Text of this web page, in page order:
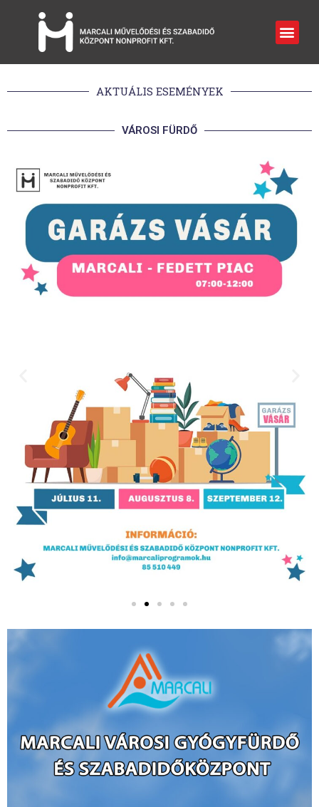
AKTUÁLIS ESEMÉNYEK
VÁROSI FÜRDŐ